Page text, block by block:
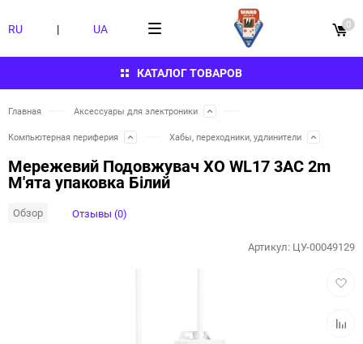
КАТАЛОГ ТОВАРОВ
RU | UA 0
Главная Аксессуары для электроники
Компьютерная периферия Хабы, переходники, удлинители
Мережевий Подовжувач XO WL17 3AC 2m
М'ята упаковка Бiлий
Обзор Отзывы (0)
Артикул: ЦУ-00049129